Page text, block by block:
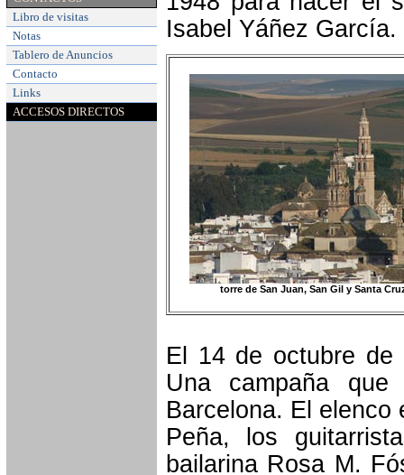
Libro de visitas
Notas
Tablero de Anuncios
Contacto
Links
ACCESOS DIRECTOS
Isabel Yáñez García.
torre de San Juan, San Gil y Santa
El 14 de octubre de
Una campaña
Barcelona. El elenco
Peña, los
bailarina Rosa M.